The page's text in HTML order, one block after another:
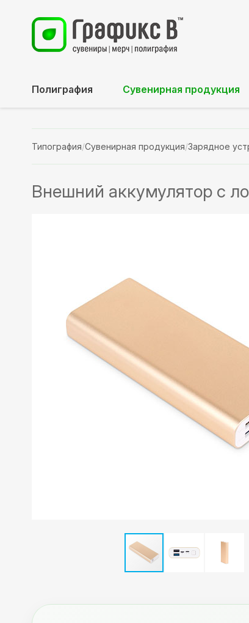
Полиграфия Сувенирная продукция
Типография/Сувенирная продукция/Зарядное
Внешний аккумулятор с